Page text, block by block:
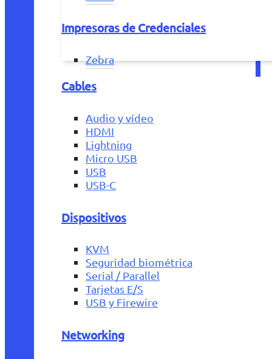
Impresoras de Credenciales
Zebra
Cables
Audio y vídeo
HDMI
Lightning
Micro USB
USB
USB-C
Dispositivos
KVM
Seguridad biométrica
Serial / Parallel
Tarjetas E/S
USB y Firewire
Networking